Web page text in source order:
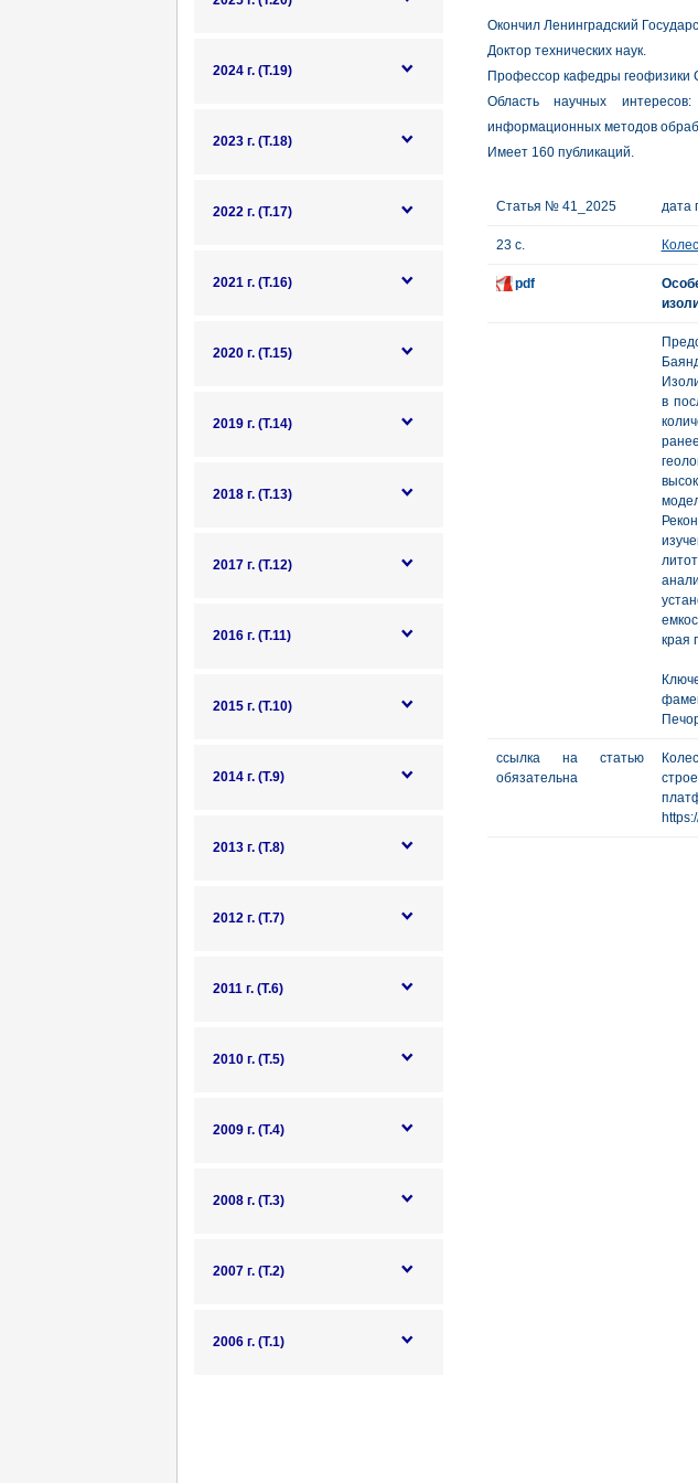
2024 г. (Т.19)
2023 г. (Т.18)
2022 г. (Т.17)
2021 г. (Т.16)
2020 г. (Т.15)
2019 г. (Т.14)
2018 г. (Т.13)
2017 г. (Т.12)
2016 г. (Т.11)
2015 г. (Т.10)
2014 г. (Т.9)
2013 г. (Т.8)
2012 г. (Т.7)
2011 г. (Т.6)
2010 г. (Т.5)
2009 г. (Т.4)
2008 г. (Т.3)
2007 г. (Т.2)
2006 г. (Т.1)
Окончил Ленинградский
Доктор технических наук.
Профессор кафедры геофизики
Область научных
информационных методов
Имеет 160 публикаций.
Статья № 41_2025 дата
23 с.
pdf
в
края
ссылка на статью
обязательна